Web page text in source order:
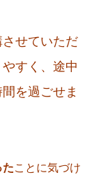
せていただ
すく、途中
を過ごせま
たことに気づけ